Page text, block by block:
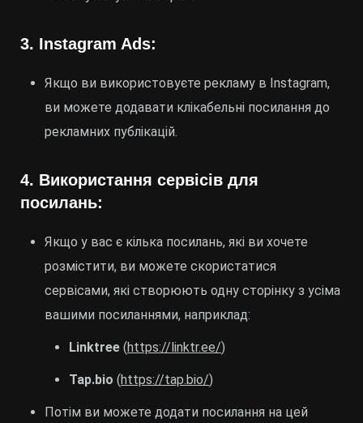
3. Instagram Ads:
Якщо ви використовуєте рекламу в Instagram,
ви можете додавати клікабельні посилання до
рекламних публікацій.
4. Використання сервісів для
посилань:
Якщо у вас є кілька посилань, які ви хочете
розмістити, ви можете скористатися
сервісами, які створюють одну сторінку з усіма
вашими посиланнями, наприклад:
Linktree (https://linktr.ee/)
Tap.bio (https://tap.bio/)
Потім ви можете додати посилання на цей